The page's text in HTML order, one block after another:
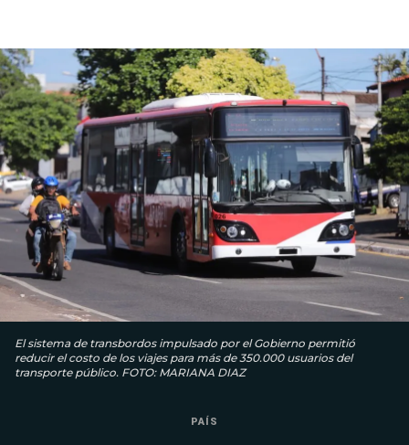
El sistema de transbordos impulsado por el Gobierno permitió
reducir el costo de los viajes para más de 350.000 usuarios del
transporte público. FOTO: MARIANA DIAZ
PAÍS